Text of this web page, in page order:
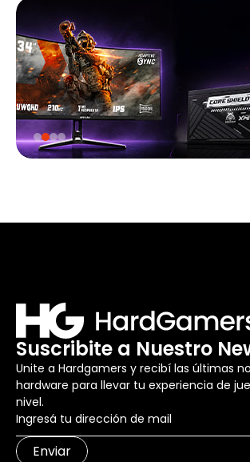
Suscribite a Nuestro
Unite a Hardgamers y recibí las últimas
hardware para llevar tu experiencia de
nivel.
Enviar